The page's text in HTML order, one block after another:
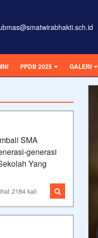
PPDB 2025 GALERI
SMA
generasi
Yang
2184 kali